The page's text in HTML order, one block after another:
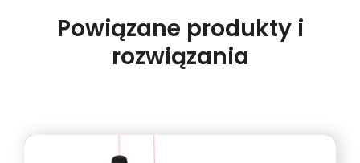
Powiązane produkty i
rozwiązania